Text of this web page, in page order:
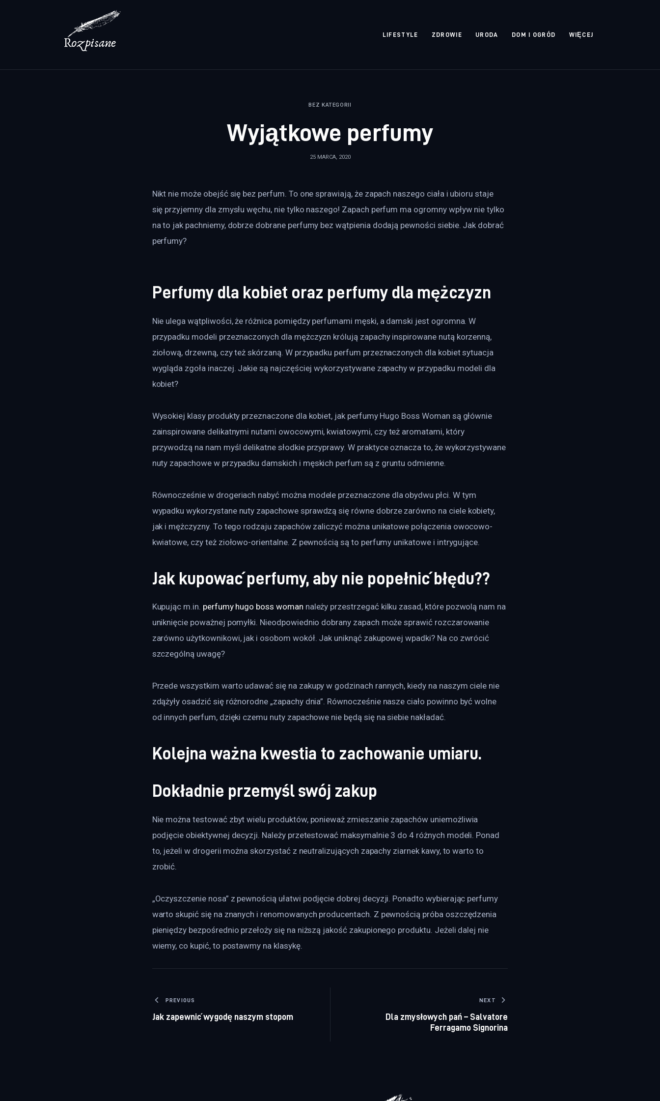
LIFESTYLE ZDROWIE URODA DOM I OGRÓD WIĘCEJ
BEZ KATEGORII
Wyjątkowe perfumy
25 MARCA, 2020
Nikt nie może obejść się bez perfum. To one sprawiają, że zapach naszego ciała i ubioru staje
się przyjemny dla zmysłu węchu, nie tylko naszego! Zapach perfum ma ogromny wpływ nie tylko
na to jak pachniemy, dobrze dobrane perfumy bez wątpienia dodają pewności siebie. Jak dobrać
perfumy?
Perfumy dla kobiet oraz perfumy dla mężczyzn
Nie ulega wątpliwości, że różnica pomiędzy perfumami męski, a damski jest ogromna. W
przypadku modeli przeznaczonych dla mężczyzn królują zapachy inspirowane nutą korzenną,
ziołową, drzewną, czy też skórzaną. W przypadku perfum przeznaczonych dla kobiet sytuacja
wygląda zgoła inaczej. Jakie są najczęściej wykorzystywane zapachy w przypadku modeli dla
kobiet?
Wysokiej klasy produkty przeznaczone dla kobiet, jak perfumy Hugo Boss Woman są głównie
zainspirowane delikatnymi nutami owocowymi, kwiatowymi, czy też aromatami, który
przywodzą na nam myśl delikatne słodkie przyprawy. W praktyce oznacza to, że wykorzystywane
nuty zapachowe w przypadku damskich i męskich perfum są z gruntu odmienne.
Równocześnie w drogeriach nabyć można modele przeznaczone dla obydwu płci. W tym
wypadku wykorzystane nuty zapachowe sprawdzą się równe dobrze zarówno na ciele kobiety,
jak i mężczyzny. To tego rodzaju zapachów zaliczyć można unikatowe połączenia owocowo-
kwiatowe, czy też ziołowo-orientalne. Z pewnością są to perfumy unikatowe i intrygujące.
Jak kupować perfumy, aby nie popełnić błędu??
Kupując m.in. perfumy hugo boss woman należy przestrzegać kilku zasad, które pozwolą nam na
uniknięcie poważnej pomyłki. Nieodpowiednio dobrany zapach może sprawić rozczarowanie
zarówno użytkownikowi, jak i osobom wokół. Jak uniknąć zakupowej wpadki? Na co zwrócić
szczególną uwagę?
Przede wszystkim warto udawać się na zakupy w godzinach rannych, kiedy na naszym ciele nie
zdążyły osadzić się różnorodne „zapachy dnia”. Równocześnie nasze ciało powinno być wolne
od innych perfum, dzięki czemu nuty zapachowe nie będą się na siebie nakładać.
Kolejna ważna kwestia to zachowanie umiaru.
Dokładnie przemyśl swój zakup
Nie można testować zbyt wielu produktów, ponieważ zmieszanie zapachów uniemożliwia
podjęcie obiektywnej decyzji. Należy przetestować maksymalnie 3 do 4 różnych modeli. Ponad
to, jeżeli w drogerii można skorzystać z neutralizujących zapachy ziarnek kawy, to warto to
zrobić.
„Oczyszczenie nosa” z pewnością ułatwi podjęcie dobrej decyzji. Ponadto wybierając perfumy
warto skupić się na znanych i renomowanych producentach. Z pewnością próba oszczędzenia
pieniędzy bezpośrednio przełoży się na niższą jakość zakupionego produktu. Jeżeli dalej nie
wiemy, co kupić, to postawmy na klasykę.
Nawigacja wpisu
PREVIOUS
Jak zapewnić wygodę naszym stopom
NEXT
Dla zmysłowych pań – Salvatore
Ferragamo Signorina